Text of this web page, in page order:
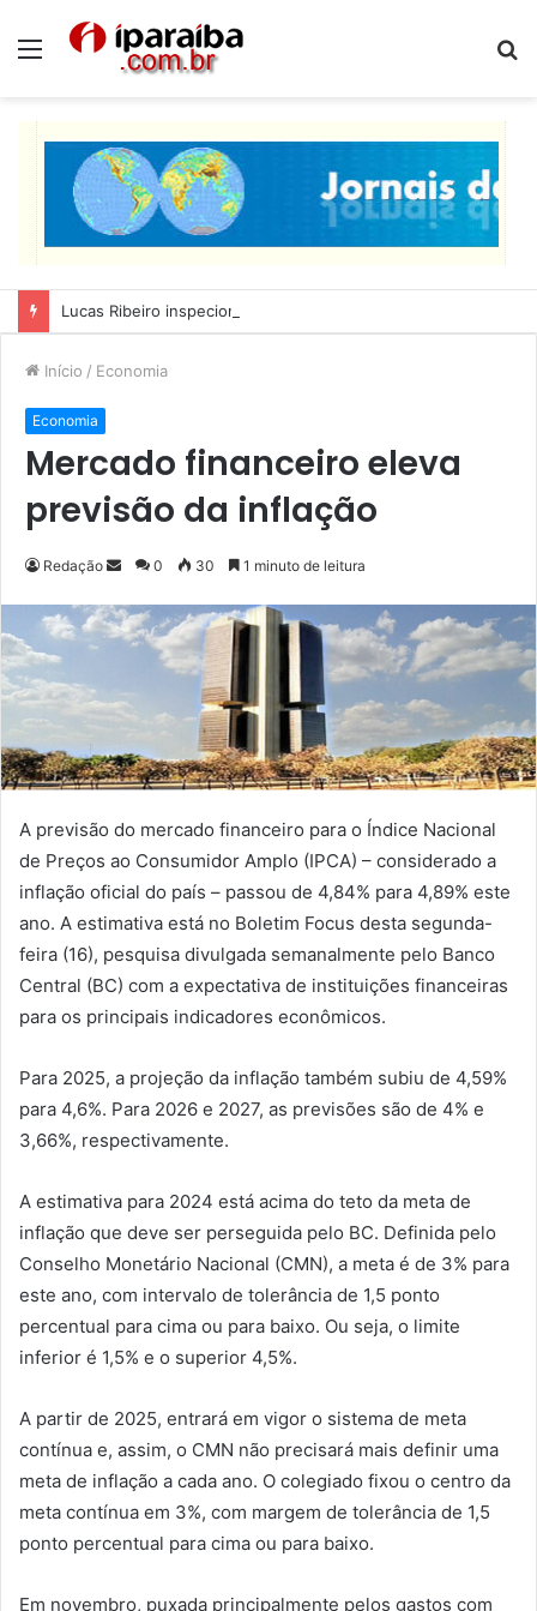
Menu
Início / Economia
Economia
Mercado financeiro eleva
previsão da inflação
Redação
n
e
-
m
a
i
0 30 1 minuto de leitura
A previsão do mercado financeiro para o Índice Nacional
de Preços ao Consumidor Amplo (IPCA) – considerado a
inflação oficial do país – passou de 4,84% para 4,89% este
ano. A estimativa está no Boletim Focus desta segunda-
feira (16), pesquisa divulgada semanalmente pelo Banco
Central (BC) com a expectativa de instituições financeiras
para os principais indicadores econômicos.
Para 2025, a projeção da inflação também subiu de 4,59%
para 4,6%. Para 2026 e 2027, as previsões são de 4% e
3,66%, respectivamente.
A estimativa para 2024 está acima do teto da meta de
inflação que deve ser perseguida pelo BC. Definida pelo
Conselho Monetário Nacional (CMN), a meta é de 3% para
este ano, com intervalo de tolerância de 1,5 ponto
percentual para cima ou para baixo. Ou seja, o limite
inferior é 1,5% e o superior 4,5%.
A partir de 2025, entrará em vigor o sistema de meta
contínua e, assim, o CMN não precisará mais definir uma
meta de inflação a cada ano. O colegiado fixou o centro da
meta contínua em 3%, com margem de tolerância de 1,5
ponto percentual para cima ou para baixo.
Em novembro, puxada principalmente pelos gastos com